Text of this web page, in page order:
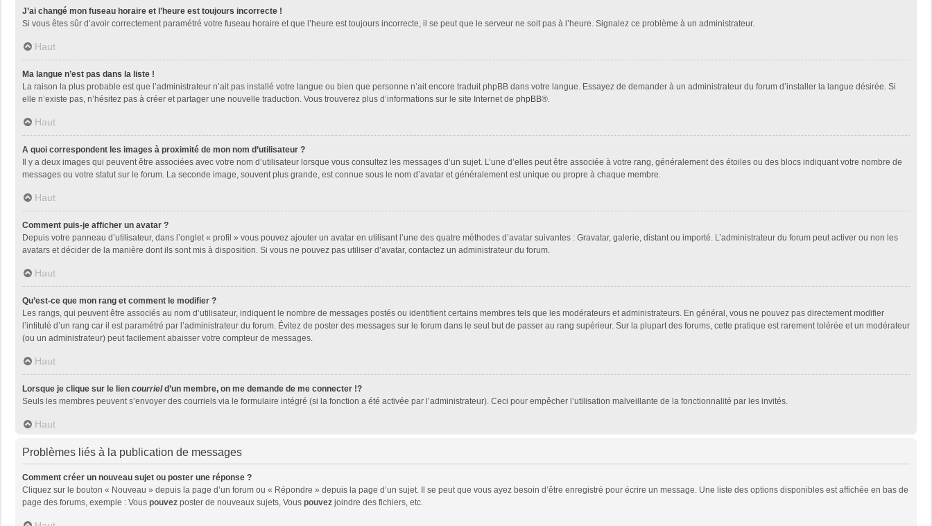
J’ai changé mon fuseau horaire et l’heure est toujours incorrecte !
Si vous êtes sûr d’avoir correctement paramétré votre fuseau horaire et que l’heure est toujours incorrecte, il se peut que le serveur ne soit pas à l’heure. Signalez ce problème à un administrateur.
Haut
Ma langue n’est pas dans la liste !
La raison la plus probable est que l’administrateur n’ait pas installé votre langue ou bien que personne n’ait encore traduit phpBB dans votre langue. Essayez de demander à un administrateur du forum d’installer la langue désirée. Si
elle n’existe pas, n’hésitez pas à créer et partager une nouvelle traduction. Vous trouverez plus d’informations sur le site Internet de phpBB®.
Haut
A quoi correspondent les images à proximité de mon nom d’utilisateur ?
Il y a deux images qui peuvent être associées avec votre nom d’utilisateur lorsque vous consultez les messages d’un sujet. L’une d’elles peut être associée à votre rang, généralement des étoiles ou des blocs indiquant votre nombre de
messages ou votre statut sur le forum. La seconde image, souvent plus grande, est connue sous le nom d’avatar et généralement est unique ou propre à chaque membre.
Haut
Comment puis-je afficher un avatar ?
Depuis votre panneau d’utilisateur, dans l’onglet « profil » vous pouvez ajouter un avatar en utilisant l’une des quatre méthodes d’avatar suivantes : Gravatar, galerie, distant ou importé. L’administrateur du forum peut activer ou non les
avatars et décider de la manière dont ils sont mis à disposition. Si vous ne pouvez pas utiliser d’avatar, contactez un administrateur du forum.
Haut
Qu’est-ce que mon rang et comment le modifier ?
Les rangs, qui peuvent être associés au nom d’utilisateur, indiquent le nombre de messages postés ou identifient certains membres tels que les modérateurs et administrateurs. En général, vous ne pouvez pas directement modifier
l’intitulé d’un rang car il est paramétré par l’administrateur du forum. Évitez de poster des messages sur le forum dans le seul but de passer au rang supérieur. Sur la plupart des forums, cette pratique est rarement tolérée et un modérateur
(ou un administrateur) peut facilement abaisser votre compteur de messages.
Haut
Lorsque je clique sur le lien courrield’un membre, on me demande de me connecter !?
Seuls les membres peuvent s’envoyer des courriels via le formulaire intégré (si la fonction a été activée par l’administrateur). Ceci pour empêcher l’utilisation malveillante de la fonctionnalité par les invités.
Haut
Problèmes liés à la publication de messages
Comment créer un nouveau sujet ou poster une réponse ?
Cliquez sur le bouton « Nouveau » depuis la page d’un forum ou « Répondre » depuis la page d’un sujet. Il se peut que vous ayez besoin d’être enregistré pour écrire un message. Une liste des options disponibles est affichée en bas de
page des forums, exemple : Vous pouvez poster de nouveaux sujets, Vous pouvez joindre des fichiers, etc.